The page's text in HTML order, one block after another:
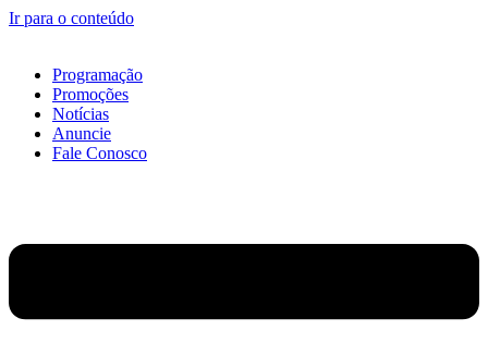
Ir para o conteúdo
Programação
Promoções
Notícias
Anuncie
Fale Conosco